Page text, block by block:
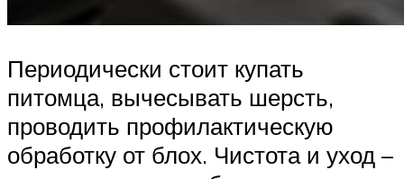
Периодически стоит купать
питомца, вычесывать шерсть,
проводить профилактическую
обработку от блох. Чистота и уход –